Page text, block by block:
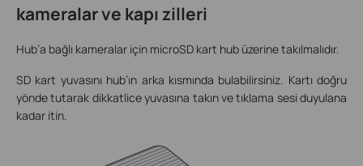
kameralar ve kapı zilleri
Hub’a bağlı kameralar için microSD kart hub üzerine takılmalıdır.
SD kart yuvasını hub’ın arka kısmında bulabilirsiniz. Kartı doğru
yönde tutarak dikkatlice yuvasına takın ve tıklama sesi duyulana
kadar itin.